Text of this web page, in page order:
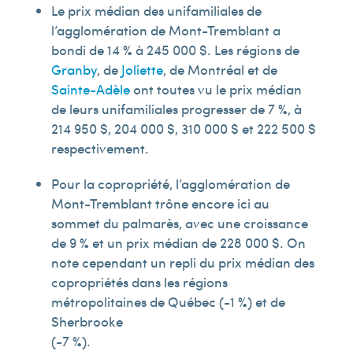
Le prix médian des unifamiliales de
l’agglomération de Mont-Tremblant a
bondi de 14 % à 245 000 $. Les régions de
Granby, de Joliette, de Montréal et de
Sainte-Adèleont toutes vu le prix médian
de leurs unifamiliales progresser de 7 %, à
214 950 $, 204 000 $, 310 000 $ et 222 500 $
respectivement.
Pour la copropriété, l’agglomération de
Mont-Tremblant trône encore ici au
sommet du palmarès, avec une croissance
de 9 % et un prix médian de 228 000 $. On
note cependant un repli du prix médian des
copropriétés dans les régions
métropolitaines de Québec (-1 %) et de
Sherbrooke
(-7 %).